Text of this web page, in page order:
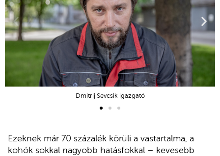
Dmitrij Sevcsik igazgató
Ezeknek már 70 százalék körüli a vastartalma, a
kohók sokkal nagyobb hatásfokkal – kevesebb